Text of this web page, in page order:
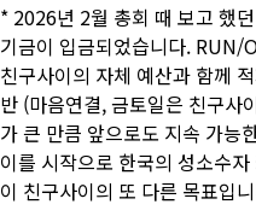
* 2026년 2월 총회 때 보고 했
기금이 입금되었습니다. RUN/
친구사이의 자체 예산과 함께
반 (마음연결, 금토일은 친구사
가 큰 만큼 앞으로도 지속 가능
이를 시작으로 한국의 성소수
이 친구사이의 또 다른 목표입